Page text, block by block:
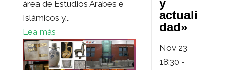
área de Estudios Árabes e
Islámicos y...
Lea más
actuali
dad»
Nov 23
18:30 -